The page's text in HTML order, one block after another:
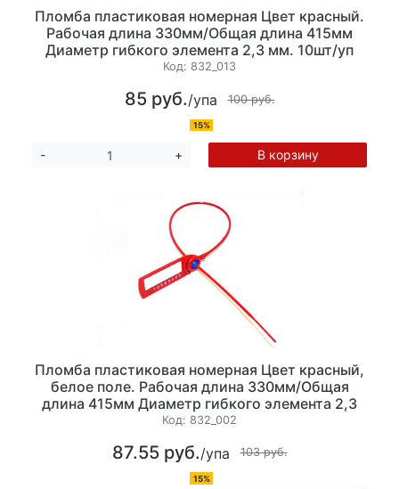
Пломба пластиковая номерная Цвет красный.
Рабочая длина 330мм/Общая длина 415мм
Диаметр гибкого элемента 2,3 мм. 10шт/уп
Код: 832_013
85 руб./упа 100 руб.
15%
- + В корзину
Пломба пластиковая номерная Цвет красный,
белое поле. Рабочая длина 330мм/Общая
длина 415мм Диаметр гибкого элемента 2,3
мм, 10шт/уп
Код: 832_002
87.55 руб./упа 103 руб.
15%